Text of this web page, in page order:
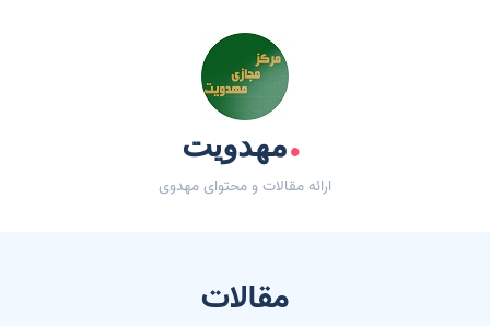
.مهدویت
ارائه مقالات و محتوای مهدوی
مقالات